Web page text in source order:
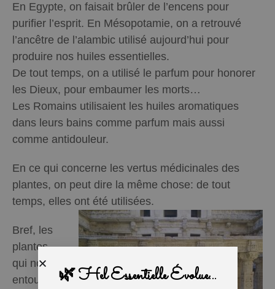
En Egypte, on faisait brûler de l’encens pour
purifier l’esprit. En Mésopotamie, on a retrouvé
l’ancêtre de l’alambic utilisé aujourd’hui pour
produire nos huiles essentielles.
De tout temps, on a utilisé le parfum pour honorer
les Dieux, pour embaumer les morts…
Les Romains utilisaient les huiles aromatiques
dans leurs bains comme parfum mais aussi
comme antidouleur.
En ce qui concerne les vertus médicinales des
plantes, on peut dire la même chose: de tout
temps, elles ont été utilisées.
Bref, les
plantes
qui nous
entourent 🌿 Hel Essentielle Évolue...